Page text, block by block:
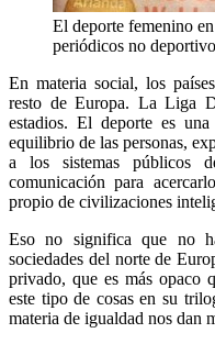
El deporte femenino
periódicos no
En materia social, los
resto de Europa. La Liga
estadios. El deporte es
equilibrio de las personas,
a los sistemas públicos
comunicación para
propio de civilizaciones
Eso no significa que no
sociedades del norte de
privado, que es más opaco
este tipo de cosas en su
materia de igualdad nos dan